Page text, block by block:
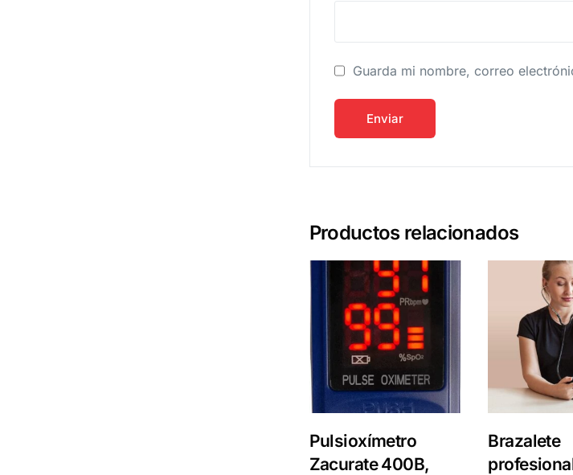
Guarda mi nombre, correo
Productos relacionados
Pulsioxímetro
Zacurate 400B,
Brazalete